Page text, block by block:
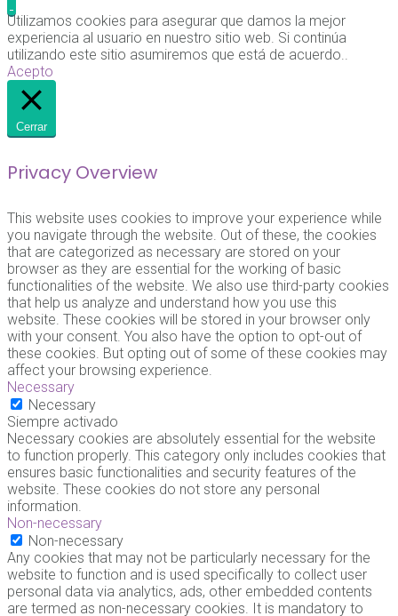
Utilizamos cookies para asegurar que damos la mejor
experiencia al usuario en nuestro sitio web. Si continúa
utilizando este sitio asumiremos que está de acuerdo..
Acepto
Cerrar
Privacy Overview
This website uses cookies to improve your experience while
you navigate through the website. Out of these, the cookies
that are categorized as necessary are stored on your
browser as they are essential for the working of basic
functionalities of the website. We also use third-party cookies
that help us analyze and understand how you use this
website. These cookies will be stored in your browser only
with your consent. You also have the option to opt-out of
these cookies. But opting out of some of these cookies may
affect your browsing experience.
Necessary
Necessary
Siempre activado
Necessary cookies are absolutely essential for the website
to function properly. This category only includes cookies that
ensures basic functionalities and security features of the
website. These cookies do not store any personal
information.
Non-necessary
Non-necessary
Any cookies that may not be particularly necessary for the
website to function and is used specifically to collect user
personal data via analytics, ads, other embedded contents
are termed as non-necessary cookies. It is mandatory to